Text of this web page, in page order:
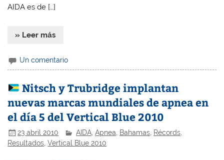
AIDA es de […]
» Leer más
Un comentario
Nitsch y Trubridge implantan
nuevas marcas mundiales de apnea en
el día 5 del Vertical Blue 2010
23 abril 2010 AIDA ,Apnea Bahamas Récords
Resultados ,Vertical Blue 2010